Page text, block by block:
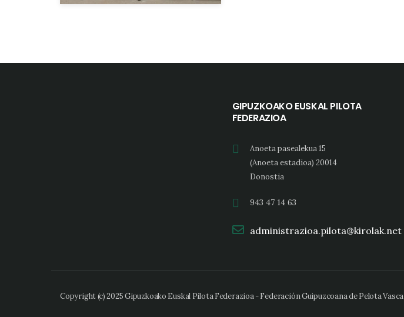
GIPUZKOAKO EUSKAL PILOTA
FEDERAZIOA
Anoeta pasealekua 15
(Anoeta estadioa) 20014
Donostia
943 47 14 63
administrazioa.pilota@kirolak.net
Copyright (c) 2025 Gipuzkoako Euskal Pilota Federazioa - Federación Guipuzcoana de Pelota Vasca